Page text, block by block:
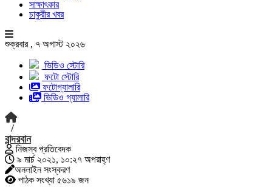
সাক্ষাৎকার
চাকুরীর খবর
শুক্রবার , ৭ অগাস্ট ২০২৬
ভিডিও স্টোরি
ফটো স্টোরি
ফটোগ্যালারি
ভিডিও গ্যালারি
/
বান্দরবান
নিজস্ব প্রতিবেদক
৯ মার্চ ২০২১, ১০:২৭ অপরাহ্ণ
অনলাইন সংস্করণ
পাঠক সংখ্যা ৫৬১৯ জন